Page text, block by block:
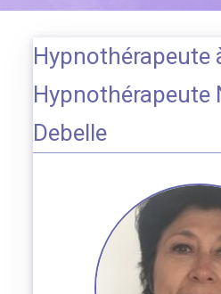
Hypnothérapeute
Hypnothérapeute
Debelle